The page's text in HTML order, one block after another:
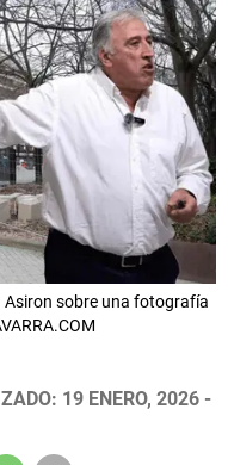
sobre una fotografía
19 ENERO, 2026 -